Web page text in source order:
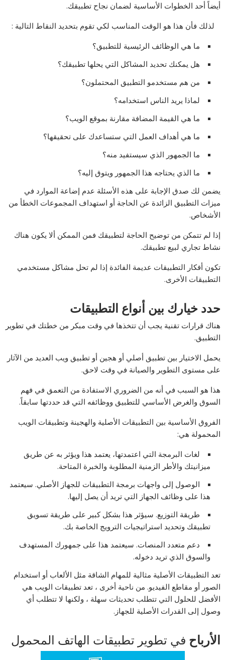
أيضاً أحد الخطوات الأساسية لضمان نجاح تطبيقك.
لذلك فأن هذا هو الوقت المناسب لكي تقوم بتحديد النقاط التالية :
ما هي الوظائف الرئيسية للتطبيق؟
هل يمكنك تحديد المشاكل التي يحلها تطبيقك؟
من هم مستخدمو التطبيق المحتملون؟
لماذا يريد الناس استخدامه؟
ما هي القيمة المضافة مقارنة بموقع الويب؟
ما هي أهداف العمل التي ستساعدك على تحقيقها؟
ما الجمهور الذي سيستفيد منه؟
ما الذي يحتاجه هذا الجمهور ويتوق إليه؟
يضمن لك صدق الإجابة على هذه الأسئلة عدم إضاعة الموارد في
ميزات التطبيق الزائدة عن الحاجة أو استهداف المجموعات الخطأ من
الأشخاص.
إذا لم تتمكن من توضيح الحاجة لتطبيقك فمن الممكن ألا يكون هناك
نشاط تجاري لبيع تطبيقك.
تكون أفكار التطبيقات عديمة الفائدة إذا لم تحل مشاكل مستخدمي
التطبيقات الأخرى.
حدد خيارك بين أنواع التطبيقات
هناك قرارات تقنية يجب أن تتخذها في وقت مبكر من خطتك في تطوير
التطبيق.
يحمل الاختيار بين تطبيق أصلي أو هجين أو تطبيق ويب العديد من الآثار
على مستوى التطوير والصيانة في وقت لاحق.
هذا هو السبب في أنه من الضروري الاستفادة من التعمق في فهم
السوق والغرض الأساسي للتطبيق ووظائفه التي قد حددتها سابقاً.
الفروق الأساسية بين التطبيقات الأصلية والهجينة وتطبيقات الويب
المحمولة هي:
لغات البرمجة التي اعتمدتها، يعتمد هذا ويؤثر به عن طريق
ميزانيتك والأطر الزمنية المطلوبة والخبرة المتاحة.
الوصول إلى واجهات برمجة التطبيقات للجهاز الأصلي. سيعتمد
هذا على وظائف الجهاز التي تريد أن يصل إليها.
طريقة التوزيع. سيؤثر هذا بشكل كبير على طريقة تسويق
تطبيقك وتحديد استراتيجيات الترويج الخاصة بك.
دعم متعدد المنصات. سيعتمد هذا على جمهورك المستهدف
والسوق الذي تريد دخوله.
تعد التطبيقات الأصلية مثالية للمهام الشاقة مثل الألعاب أو استخدام
الصور أو مقاطع الفيديو. من ناحية أخرى ، تعد تطبيقات الويب هي
الأفضل للحلول التي تتطلب تحديثات سهلة ، ولكنها لا تتطلب أي
وصول إلى القدرات الأصلية للجهاز.
الأرباح في تطوير تطبيقات الهاتف المحمول